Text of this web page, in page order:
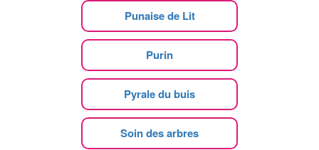
Punaise de Lit
Purin
Pyrale du buis
Soin des arbres